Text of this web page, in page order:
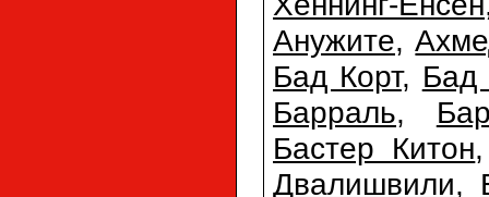
Анужите,
Бад Корт, Бад
Барраль,
Бастер Китон
Двалишвили,